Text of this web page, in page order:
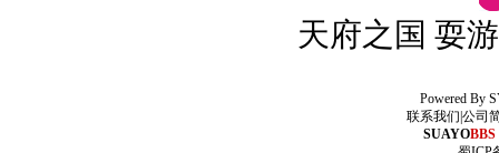
天府之国 耍
Powered By
联系我们 公司
SUAYOBBS